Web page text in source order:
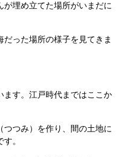
埋め立てた場所がいまだに
った場所の様子を見てきま
ます。江戸時代まではここか
つみ）を作り、間の土地に
。